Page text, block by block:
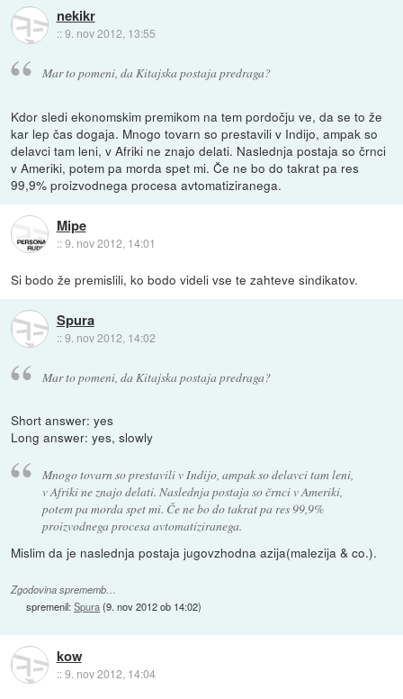
nekikr
::9. nov 2012, 13:55
Mar to pomeni, da Kitajska postaja predraga?
Kdor sledi ekonomskim premikom na tem pordočju ve, da se to že
kar lep čas dogaja. Mnogo tovarn so prestavili v Indijo, ampak so
delavci tam leni, v Afriki ne znajo delati. Naslednja postaja so črnci
v Ameriki, potem pa morda spet mi. Če ne bo do takrat pa res
99,9% proizvodnega procesa avtomatiziranega.
Mipe
::9. nov 2012, 14:01
Si bodo že premislili, ko bodo videli vse te zahteve sindikatov.
Spura
::9. nov 2012, 14:02
Mar to pomeni, da Kitajska postaja predraga?
Short answer: yes
Long answer: yes, slowly
Mnogo tovarn so prestavili v Indijo, ampak so delavci tam leni,
v Afriki ne znajo delati. Naslednja postaja so črnci v Ameriki,
potem pa morda spet mi. Če ne bo do takrat pa res 99,9%
proizvodnega procesa avtomatiziranega.
Mislim da je naslednja postaja jugovzhodna azija(malezija & co.).
Zgodovina sprememb…
spremenil:Spura(9. nov 2012 ob 14:02)
kow
::9. nov 2012, 14:04